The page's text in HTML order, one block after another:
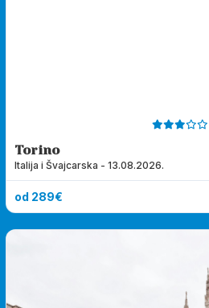
Torino
Italija i Švajcarska - 13.08.2026.
od 289€